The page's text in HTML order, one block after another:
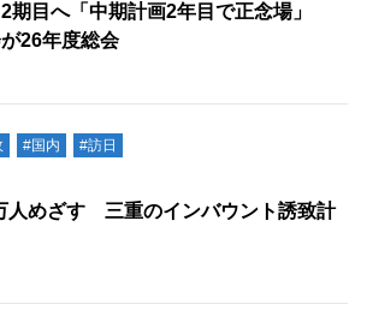
期目へ「中期計画2年目で正念場」
26年度総会
#国内 #訪日
人めざす 三重のインバウント誘致計